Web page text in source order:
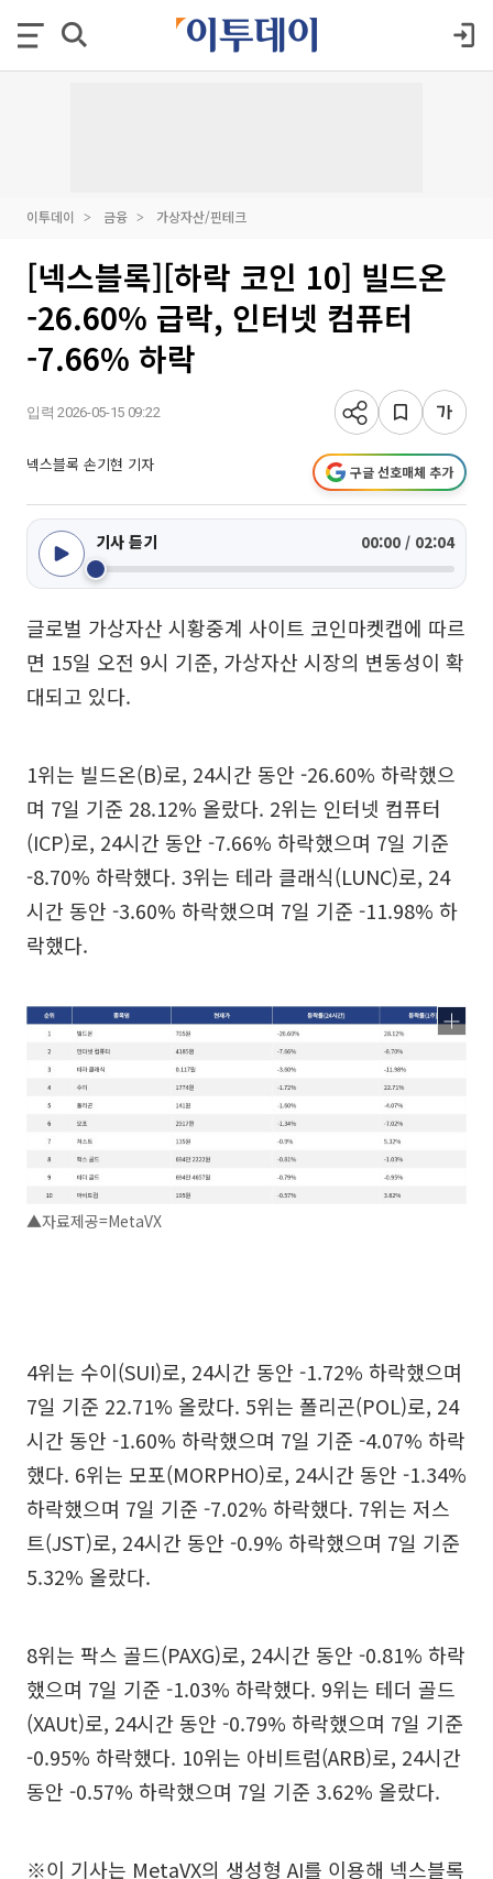
이투데이 금융 가상자산/핀테크
[넥스블록][하락 코인 10] 빌드온
-26.60% 급락, 인터넷 컴퓨터
-7.66% 하락
입력 2026-05-15 09:22
넥스블록 손기현 기자 구글 선호매체 추가
기사 듣기 00:00 / 02:04
글로벌 가상자산 시황중계 사이트 코인마켓캡에 따르
면 15일 오전 9시 기준, 가상자산 시장의 변동성이 확
대되고 있다.
1위는 빌드온(B)로, 24시간 동안 -26.60% 하락했으
며 7일 기준 28.12% 올랐다. 2위는 인터넷 컴퓨터
(ICP)로, 24시간 동안 -7.66% 하락했으며 7일 기준
-8.70% 하락했다. 3위는 테라 클래식(LUNC)로, 24
시간 동안 -3.60% 하락했으며 7일 기준 -11.98% 하
락했다.
▲자료제공=MetaVX
4위는 수이(SUI)로, 24시간 동안 -1.72% 하락했으며
7일 기준 22.71% 올랐다. 5위는 폴리곤(POL)로, 24
시간 동안 -1.60% 하락했으며 7일 기준 -4.07% 하락
했다. 6위는 모포(MORPHO)로, 24시간 동안 -1.34%
하락했으며 7일 기준 -7.02% 하락했다. 7위는 저스
트(JST)로, 24시간 동안 -0.9% 하락했으며 7일 기준
5.32% 올랐다.
8위는 팍스 골드(PAXG)로, 24시간 동안 -0.81% 하락
했으며 7일 기준 -1.03% 하락했다. 9위는 테더 골드
(XAUt)로, 24시간 동안 -0.79% 하락했으며 7일 기준
-0.95% 하락했다. 10위는 아비트럼(ARB)로, 24시간
동안 -0.57% 하락했으며 7일 기준 3.62% 올랐다.
※이 기사는 MetaVX의 생성형 AI를 이용해 넥스블록